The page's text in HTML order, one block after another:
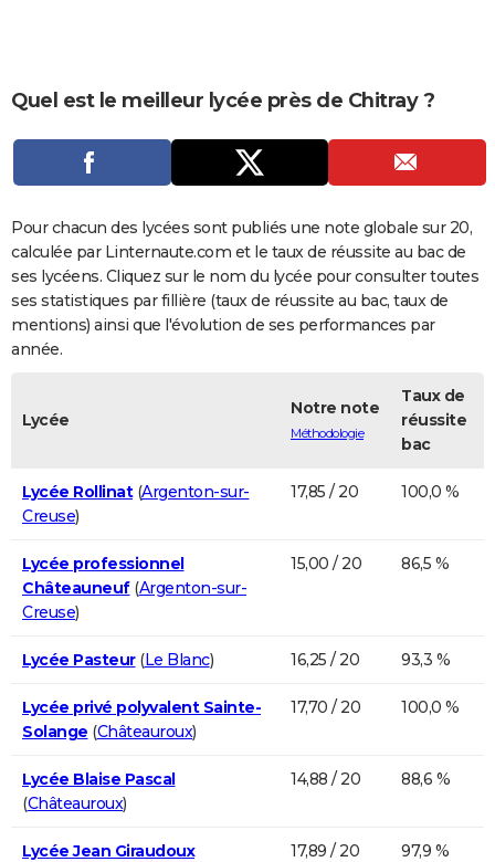
Dictionnaire
Biographies
Expressions
Proverbes
PROGRAMME TV
COPAINS D'AVANT
S'inscrire
Se connecter
Lycées
Collèges
Primaires
Universités
Entreprises
Service militaire
Avis de recherche
AVIS DE DÉCÈS
FORUM
Bricolage
Lifestyle
Culture
Sport
Auto
Television
Voyage
Cinema
Quel est le meilleur lycée près de Chitray ?
Pour chacun des lycées sont publiés une note globale sur 20,
calculée par Linternaute.com et le taux de réussite au bac de
ses lycéens. Cliquez sur le nom du lycée pour consulter toutes
ses statistiques par fillière (taux de réussite au bac, taux de
mentions) ainsi que l'évolution de ses performances par
année.
Lycée
Notre note
Méthodologie
Taux de
réussite
bac
Lycée Rollinat(Argenton-sur-
Creuse)
17,85 / 20 100,0 %
Lycée professionnel
Châteauneuf(Argenton-sur-
Creuse)
15,00 / 20 86,5 %
Lycée Pasteur(Le Blanc) 16,25 / 20 93,3 %
Lycée privé polyvalent Sainte-
Solange (Châteauroux)
17,70 / 20 100,0 %
Lycée Blaise Pascal
(Châteauroux)
14,88 / 20 88,6 %
Lycée Jean Giraudoux
17,89 / 20 97,9 %